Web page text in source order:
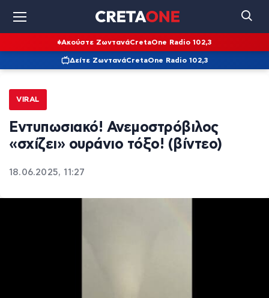
Ακούστε ΖωντανάCretaOne Radio 102,3
Δείτε ΖωντανάCretaOne Radio 102,3
VIRAL
Εντυπωσιακό! Ανεμοστρόβιλος
«σχίζει» ουράνιο τόξο! (βίντεο)
18.06.2025, 11:27